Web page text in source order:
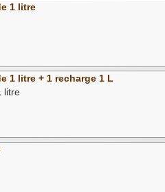
1 litre
1 litre + 1 recharge 1 L
litre